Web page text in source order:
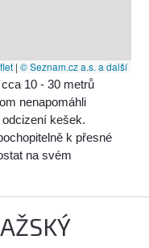
| © Seznam.cz a.s. a další
10 - 30 metrů
nenapomáhli
kešek.
k přesné
na svém